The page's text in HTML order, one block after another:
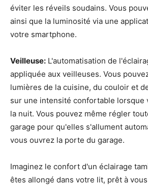
éviter les réveils soudains. Vous
ainsi que la luminosité via une
votre smartphone.
Veilleuse: L'automatisation de
appliquée aux veilleuses. Vous
lumières de la cuisine, du couloir et
sur une intensité confortable lorsque
la nuit. Vous pouvez même régler
garage pour qu'elles s'allument
vous ouvrez la porte du garage.
Imaginez le confort d'un éclairage
êtes allongé dans votre lit, prêt à